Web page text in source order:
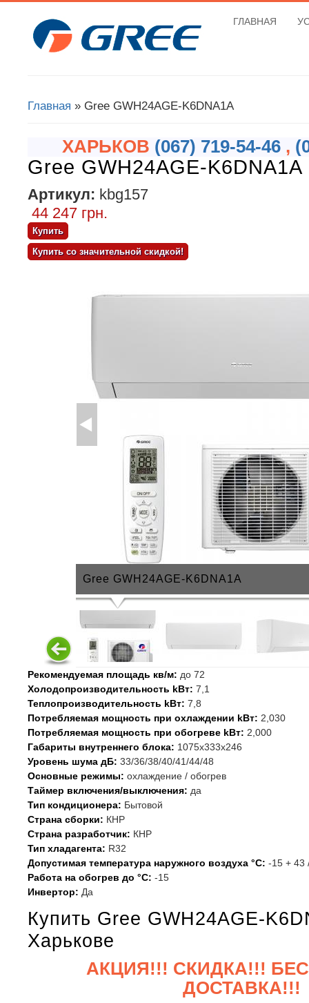
ГЛАВНАЯ
Вы здесь
Главная » Gree GWH24AGE-K6DNA1A
ХАРЬКОВ (067) 719-54-46,
Gree GWH24AGE-K6DNA1A
Артикул: kbg157
44 247 грн.
Gree GWH24AGE-K6DNA1A
Рекомендуемая площадь кв/м: до 72
Холодопроизводительность kВт: 7,1
Теплопроизводительность kВт: 7,8
Потребляемая мощность при охлаждении kВт: 2,030
Потребляемая мощность при обогреве kВт: 2,000
Габариты внутреннего блока: 1075x333x246
Уровень шума дБ: 33/36/38/40/41/44/48
Основные режимы: охлаждение / обогрев
Таймер включения/выключения: да
Тип кондиционера: Бытовой
Страна сборки: КНР
Страна разработчик: КНР
Тип хладагента: R32
Допустимая температура наружного воздуха °С: -15 + 43
Работа на обогрев до °С: -15
Инвертор: Да
Купить Gree GWH24AGE-
Харькове
АКЦИЯ!!! СКИДКА!!!
ДОСТАВКА!!!